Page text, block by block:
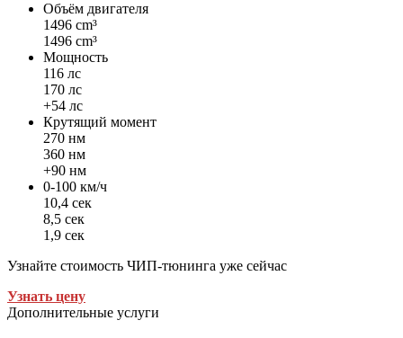
Объём двигателя
1496 cm³
1496 cm³
Мощность
116 лс
170 лс
+54 лс
Крутящий момент
270 нм
360 нм
+90 нм
0-100 км/ч
10,4 сек
8,5 сек
1,9 сек
Узнайте стоимость ЧИП-тюнинга уже сейчас
Узнать цену
Дополнительные услуги